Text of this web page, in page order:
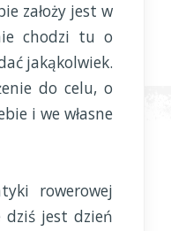
założy jest w
chodzi tu o
jakąkolwiek.
do celu, o
i we własne
rowerowej
dziś jest dzień